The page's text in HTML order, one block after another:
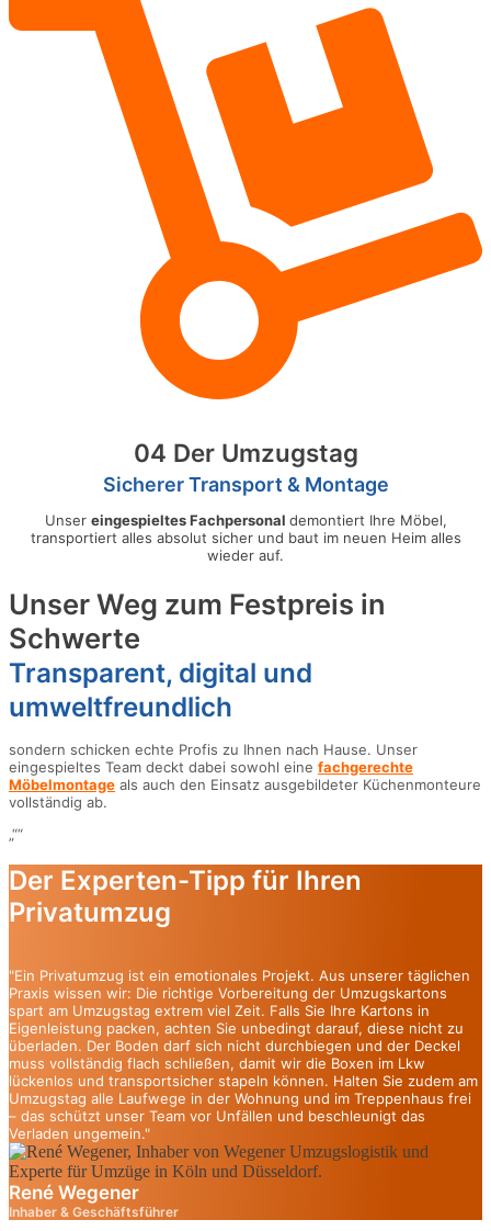
04 Der Umzugstag
Sicherer Transport & Montage
Unser eingespieltes Fachpersonal demontiert Ihre Möbel,
transportiert alles absolut sicher und baut im neuen Heim alles
wieder auf.
Unser Weg zum Festpreis in
Schwerte
Transparent, digital und
umweltfreundlich
sondern schicken echte Profis zu Ihnen nach Hause. Unser
eingespieltes Team deckt dabei sowohl eine fachgerechte
Möbelmontage als auch den Einsatz ausgebildeter Küchenmonteure
vollständig ab.
„““
Der Experten-Tipp für Ihren
Privatumzug
"Ein Privatumzug ist ein emotionales Projekt. Aus unserer täglichen
Praxis wissen wir: Die richtige Vorbereitung der Umzugskartons
spart am Umzugstag extrem viel Zeit. Falls Sie Ihre Kartons in
Eigenleistung packen, achten Sie unbedingt darauf, diese nicht zu
überladen. Der Boden darf sich nicht durchbiegen und der Deckel
muss vollständig flach schließen, damit wir die Boxen im Lkw
lückenlos und transportsicher stapeln können. Halten Sie zudem am
Umzugstag alle Laufwege in der Wohnung und im Treppenhaus frei
– das schützt unser Team vor Unfällen und beschleunigt das
Verladen ungemein."
René Wegener
Inhaber & Geschäftsführer